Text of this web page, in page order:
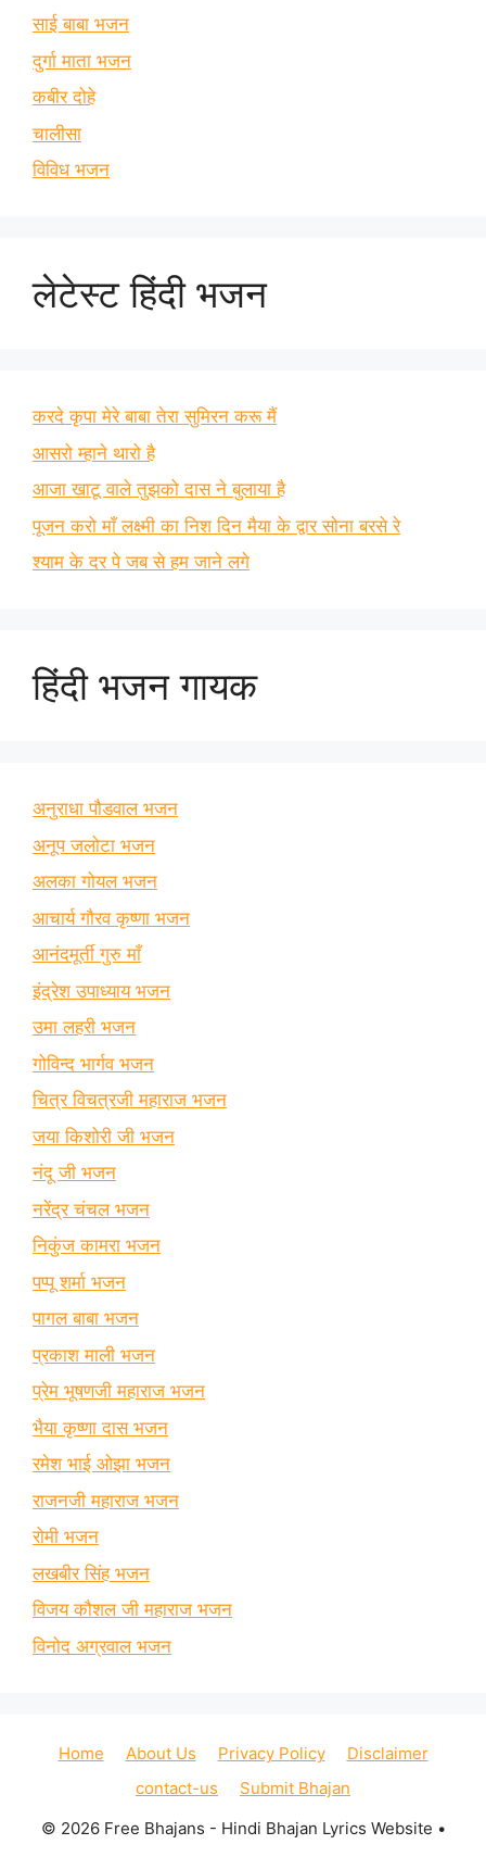
साई बाबा भजन
दुर्गा माता भजन
कबीर दोहे
चालीसा
विविध भजन
लेटेस्ट हिंदी भजन
करदे कृपा मेरे बाबा तेरा सुमिरन करू मैं
आसरो म्हाने थारो है
आजा खाटू वाले तुझको दास ने बुलाया है
पूजन करो माँ लक्ष्मी का निश दिन मैया के द्वार सोना बरसे रे
श्याम के दर पे जब से हम जाने लगे
हिंदी भजन गायक
अनुराधा पौडवाल भजन
अनूप जलोटा भजन
अलका गोयल भजन
आचार्य गौरव कृष्णा भजन
आनंदमूर्ती गुरु माँ
इंद्रेश उपाध्याय भजन
उमा लहरी भजन
गोविन्द भार्गव भजन
चित्र विचत्रजी महाराज भजन
जया किशोरी जी भजन
नंदू जी भजन
नरेंद्र चंचल भजन
निकुंज कामरा भजन
पप्पू शर्मा भजन
पागल बाबा भजन
प्रकाश माली भजन
प्रेम भूषणजी महाराज भजन
भैया कृष्णा दास भजन
रमेश भाई ओझा भजन
राजनजी महाराज भजन
रोमी भजन
लखबीर सिंह भजन
विजय कौशल जी महाराज भजन
विनोद अग्रवाल भजन
Home About Us Privacy Policy
Disclaimer
contact-us
Submit Bhajan
© 2026 Free Bhajans - Hindi Bhajan Lyrics Website •